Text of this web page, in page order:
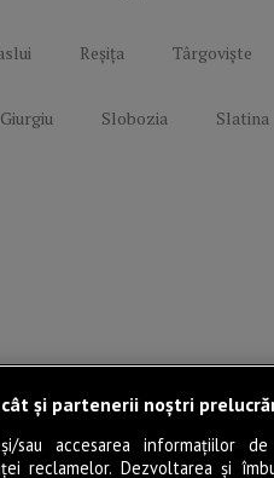
Reșița Târgoviște
Giurgiu Slobozia Slatina
și partenerii noștri
sau accesarea informațiilor
reclamelor. Dezvoltarea și